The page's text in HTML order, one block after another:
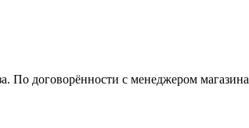
По договорённости с менеджером магазина